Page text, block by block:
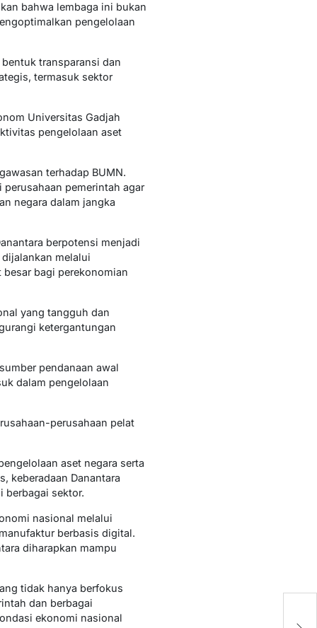
bahwa lembaga ini bukan
pengelolaan
transparansi dan
termasuk sektor
Universitas Gadjah
pengelolaan aset
terhadap BUMN.
pemerintah agar
negara dalam jangka
berpotensi menjadi
melalui
bagi perekonomian
yang tangguh dan
ketergantungan
pendanaan awal
dalam pengelolaan
perusahaan pelat
aset negara serta
keberadaan Danantara
berbagai sektor.
nasional melalui
berbasis digital.
diharapkan mampu
tidak hanya berfokus
dan berbagai
ekonomi nasional